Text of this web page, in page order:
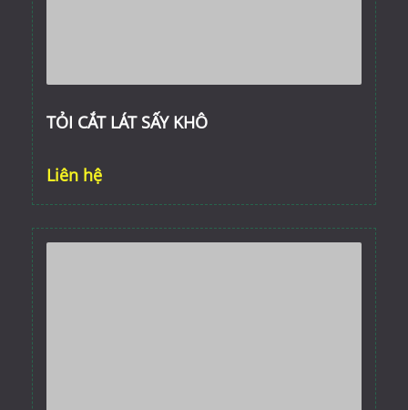
TỎI CẮT LÁT SẤY KHÔ
Liên hệ